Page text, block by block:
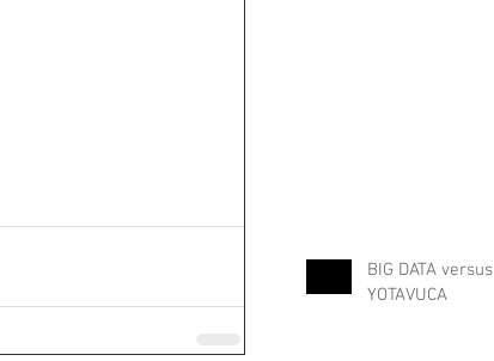
BIG DATA versus
YOTAVUCA